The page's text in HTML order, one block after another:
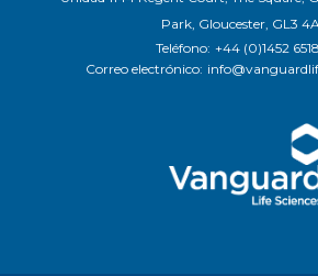
Park, Gloucester, GL3
Teléfono: +44 (0)1452
Correo electrónico: